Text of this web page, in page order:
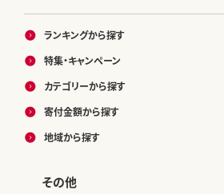
ランキングから探す
特集・キャンペーン
カテゴリーから探す
寄付金額から探す
地域から探す
その他